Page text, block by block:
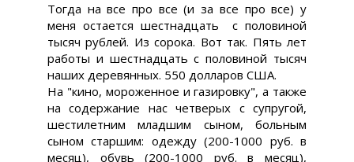
Тогда на все про все (и за все про все) у
меня остается шестнадцать с половиной
тысяч рублей. Из сорока. Вот так. Пять лет
работы и шестнадцать с половиной тысяч
наших деревянных. 550 долларов США.
На "кино, мороженное и газировку", а также
на содержание нас четверых с супругой,
шестилетним младшим сыном, больным
сыном старшим: одежду (200-1000 руб. в
месяц), обувь (200-1000 руб. в месяц),